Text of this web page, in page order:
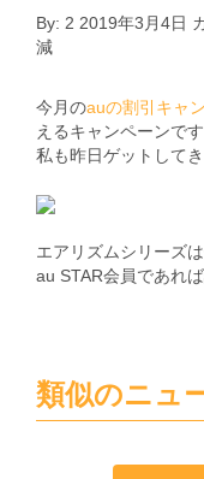
By: 2 2019年3月4日
減
今月のauの割引キャ
えるキャンペーンです
私も昨日ゲットしてき
エアリズムシリーズ
au STAR会員であれ
類似のニュ